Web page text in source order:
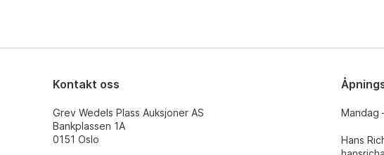
Kontakt oss
Grev Wedels Plass Auksjoner AS
Bankplassen 1A
0151 Oslo
Mandag
Hans